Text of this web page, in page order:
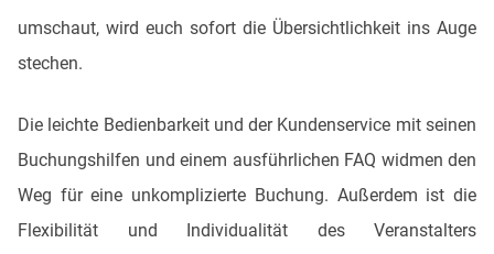
umschaut, wird euch sofort die Übersichtlichkeit ins Auge
stechen.
Die leichte Bedienbarkeit und der Kundenservice mit seinen
Buchungshilfen und einem ausführlichen FAQ widmen den
Weg für eine unkomplizierte Buchung. Außerdem ist die
Flexibilität und Individualität des Veranstalters